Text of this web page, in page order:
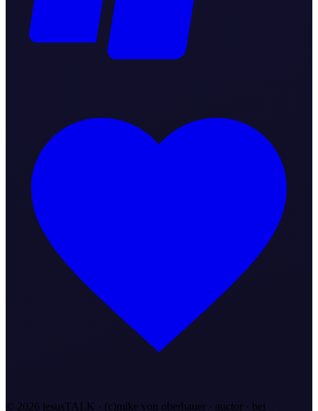
© 2026 jesusTALK · (c)mike von oberbauer · auctor · bei